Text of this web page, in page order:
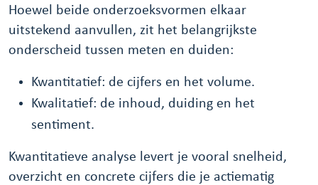
Hoewel beide onderzoeksvormen elkaar
uitstekend aanvullen, zit het belangrijkste
onderscheid tussen meten en duiden:
Kwantitatief: de cijfers en het volume.
Kwalitatief: de inhoud, duiding en het
sentiment.
Kwantitatieve analyse levert je vooral snelheid,
overzicht en concrete cijfers die je actiematig